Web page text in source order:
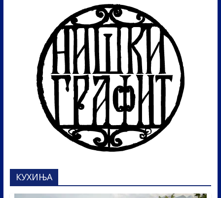
КУХИЊА